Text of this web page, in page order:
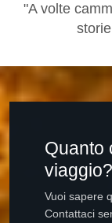
"A volte
Quanto
viaggio?
Vuoi sapere
Contattaci